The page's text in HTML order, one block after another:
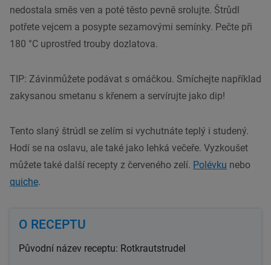
nedostala směs ven a poté těsto pevně srolujte. Štrůdl
potřete vejcem a posypte sezamovými semínky. Pečte při
180 °C uprostřed trouby dozlatova.
TIP: Závinmůžete podávat s omáčkou. Smíchejte například
zakysanou smetanu s křenem a servírujte jako dip!
Tento slaný štrúdl se zelím si vychutnáte teplý i studený.
Hodí se na oslavu, ale také jako lehká večeře. Vyzkoušet
můžete také další recepty z červeného zelí. Polévku nebo
quiche.
O RECEPTU
Původní název receptu: Rotkrautstrudel